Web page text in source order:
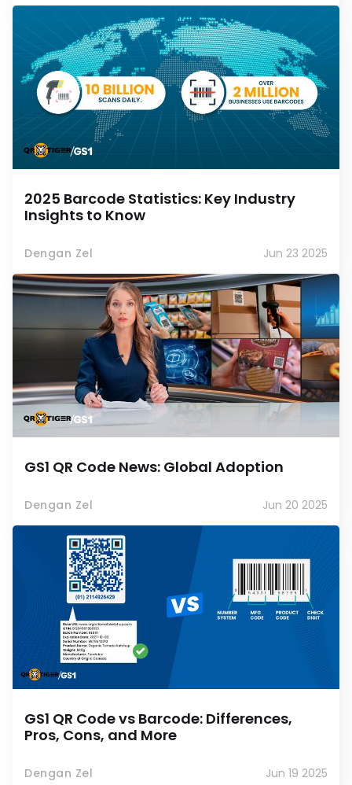
2025 Barcode Statistics: Key Industry
Insights to Know
Dengan Zel Jun 23 2025
GS1 QR Code News: Global Adoption
Dengan Zel Jun 20 2025
GS1 QR Code vs Barcode: Differences,
Pros, Cons, and More
Dengan Zel Jun 19 2025